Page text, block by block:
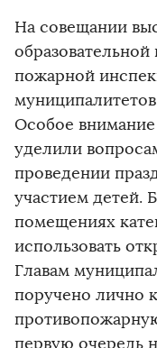
На совещании
пожарной
Особое внимание
уделили
проведении
участием детей.
помещениях
использовать
Главам
поручено лично
первую очередь